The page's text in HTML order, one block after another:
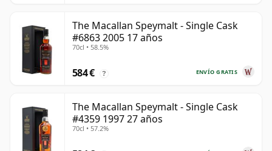
The Macallan Speymalt - Single Cask
#6863 2005 17 años
70cl • 58.5%
ENVÍO GRATIS
584 € ?
The Macallan Speymalt - Single Cask
#4359 1997 27 años
70cl • 57.2%